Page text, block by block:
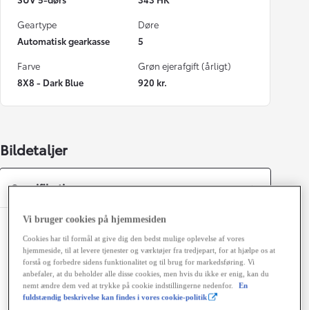
Geartype
Automatisk gearkasse
Døre
5
Farve
8X8 - Dark Blue
Grøn ejerafgift (årligt)
920 kr.
Bildetaljer
Specifikationer
Dimensioner og mål
Døre
5
Sæder
5
Vi bruger cookies på hjemmesiden
Cookies har til formål at give dig den bedst mulige oplevelse af vores
hjemmeside, til at levere tjenester og værktøjer fra tredjepart, for at hjælpe os at
forstå og forbedre sidens funktionalitet og til brug for markedsføring. Vi
anbefaler, at du beholder alle disse cookies, men hvis du ikke er enig, kan du
nemt ændre dem ved at trykke på cookie indstillingerne nedenfor.
En
fuldstændig beskrivelse kan findes i vores cookie-politik